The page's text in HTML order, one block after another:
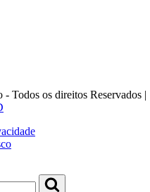
Todos os direitos Reservados |